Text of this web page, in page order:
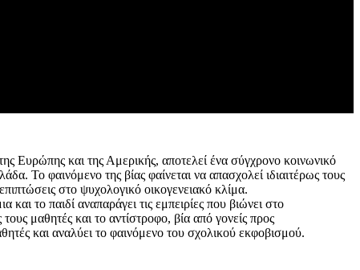
Ευρώπης και της Αμερικής, αποτελεί ένα σύγχρονο κοινωνικό
Το φαινόμενο της βίας φαίνεται να απασχολεί ιδιαιτέρως τους
στο ψυχολογικό οικογενειακό κλίμα.
και το παιδί αναπαράγει τις εμπειρίες που βιώνει στο
μαθητές και το αντίστροφο, βία από γονείς προς
και αναλύει το φαινόμενο του σχολικού εκφοβισμού.